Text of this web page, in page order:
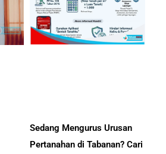
Sedang Mengurus Urusan
Pertanahan di Tabanan? Cari